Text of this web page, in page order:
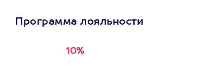
Программа лояльности
10%